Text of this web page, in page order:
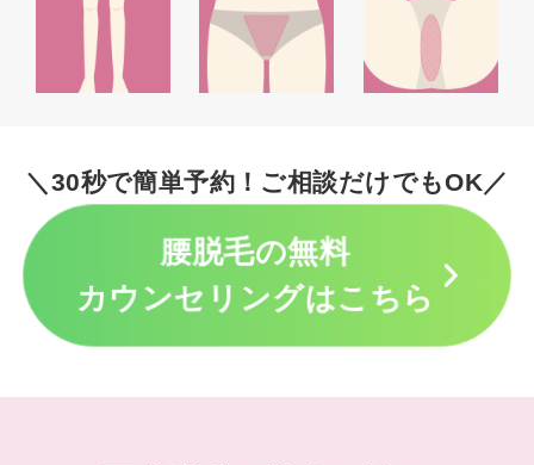
＼30秒で簡単予約！ご相談だけでもOK／
腰脱毛の無料
カウンセリングはこちら